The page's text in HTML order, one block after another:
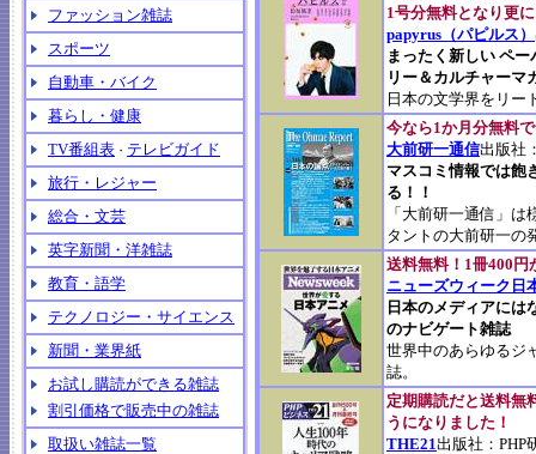
ファッション雑誌
スポーツ
自動車・バイク
暮らし・健康
TV番組表 ・ テレビガイド
旅行・レジャー
総合・文芸
英字新聞・洋雑誌
教育・語学
テクノロジー・サイエンス
新聞・業界紙
お試し購読ができる雑誌
割引価格で販売中の雑誌
取扱い雑誌一覧
1号分無料となり更
papyrus（パピルス）
まったく新しい ペ
リー＆カルチャーマ
日本の文学界をリー
今なら1か月分無料
大前研一通信出版社
マスコミ情報では飽
る！！
「大前研一通信」
タントの大前研一の
送料無料！1冊400円
ニューズウィーク日
日本のメディアには
のナビゲート雑誌
世界中のあらゆるジ
誌。
定期購読だと送料無
うになりました！
THE21出版社：PHP